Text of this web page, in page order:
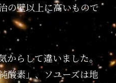
の壁以上に高いもので
からして違いました。
酸素」、ソユーズは地